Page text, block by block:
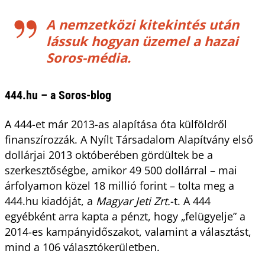
A nemzetközi kitekintés után
lássuk hogyan üzemel a hazai
Soros-média.
444.hu – a Soros-blog
A 444-et már 2013-as alapítása óta külföldről
finanszírozzák. A Nyílt Társadalom Alapítvány első
dollárjai 2013 októberében gördültek be a
szerkesztőségbe, amikor 49 500 dollárral – mai
árfolyamon közel 18 millió forint – tolta meg a
444.hu kiadóját, a Magyar Jeti Zrt.-t. A 444
egyébként arra kapta a pénzt, hogy „felügyelje” a
2014-es kampányidőszakot, valamint a választást,
mind a 106 választókerületben.